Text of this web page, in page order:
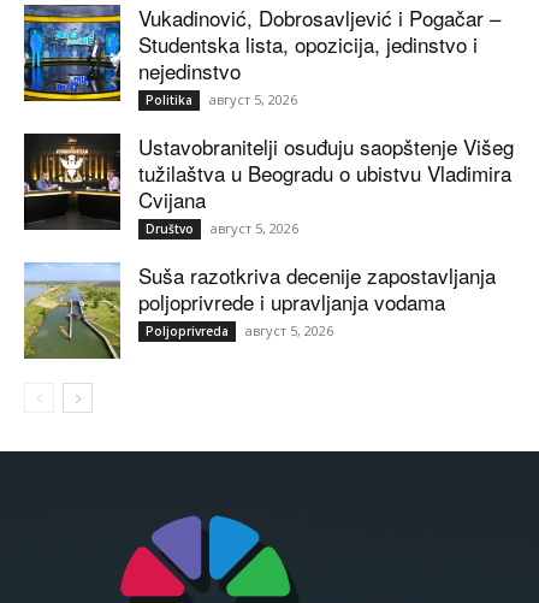
Vukadinović, Dobrosavljević i Pogačar –
Studentska lista, opozicija, jedinstvo i
nejedinstvo
Politika август 5, 2026
Ustavobranitelji osuđuju saopštenje Višeg
tužilaštva u Beogradu o ubistvu Vladimira
Cvijana
Društvo август 5, 2026
Suša razotkriva decenije zapostavljanja
poljoprivrede i upravljanja vodama
Poljoprivreda август 5, 2026